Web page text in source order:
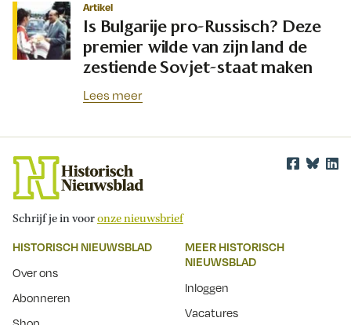
Artikel
Is Bulgarije pro-Russisch? Deze
premier wilde van zijn land de
zestiende Sovjet-staat maken
Lees meer
Schrijf je in vooronze nieuwsbrief
HISTORISCH NIEUWSBLAD
Over ons
Abonneren
MEER HISTORISCH
NIEUWSBLAD
Inloggen
Vacatures